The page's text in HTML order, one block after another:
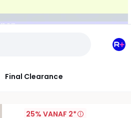
Final Clearance
Mijn
25% VANAF 2*